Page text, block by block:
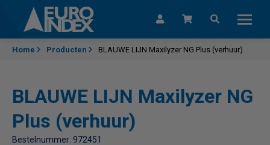
Skip to content
Home Producten BLAUWE LIJN Maxilyzer NG Plus (verhuur)
BLAUWE LIJN Maxilyzer NG
Plus (verhuur)
Bestelnummer: 972451